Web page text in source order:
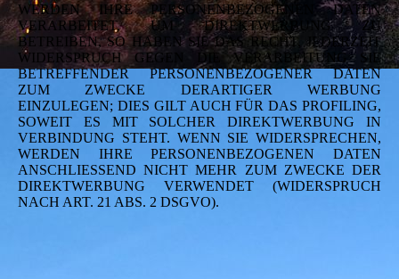
WERDEN IHRE PERSONENBEZOGENEN DATEN
VERARBEITET, UM DIREKTWERBUNG ZU
BETREIBEN, SO HABEN SIE DAS RECHT, JEDERZEIT
WIDERSPRUCH GEGEN DIE VERARBEITUNG SIE
BETREFFENDER PERSONENBEZOGENER DATEN
ZUM ZWECKE DERARTIGER WERBUNG
EINZULEGEN; DIES GILT AUCH FÜR DAS PROFILING,
SOWEIT ES MIT SOLCHER DIREKTWERBUNG IN
VERBINDUNG STEHT. WENN SIE WIDERSPRECHEN,
WERDEN IHRE PERSONENBEZOGENEN DATEN
ANSCHLIESSEND NICHT MEHR ZUM ZWECKE DER
DIREKTWERBUNG VERWENDET (WIDERSPRUCH
NACH ART. 21 ABS. 2 DSGVO).